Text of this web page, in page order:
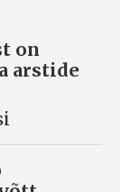
on
arstide